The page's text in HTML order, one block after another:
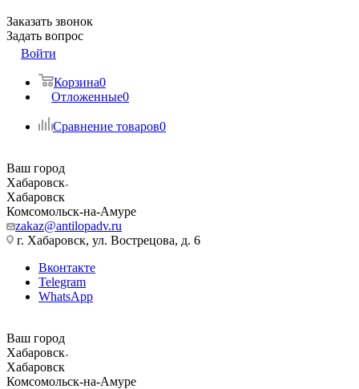
Заказать звонок
Задать вопрос
Войти
Корзина0
Отложенные0
Сравнение товаров0
Ваш город
Хабаровск
Хабаровск
Комсомольск-на-Амуре
zakaz@antilopadv.ru
г. Хабаровск, ул. Вострецова, д. 6
Вконтакте
Telegram
WhatsApp
Ваш город
Хабаровск
Хабаровск
Комсомольск-на-Амуре